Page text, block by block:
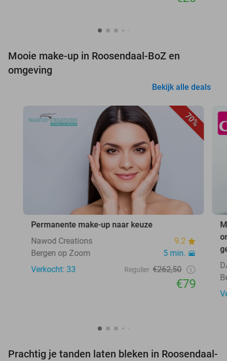
Mooie make-up in Roosendaal-BoZ en
omgeving
Bekijk alle deals
70%
Permanente make-up naar keuze
Nawod Creations
9.2
Bergen op Zoom
5 min.
Verkocht: 33
Regulier €262,50
€79
Prachtig je tanden laten bleken in Roosendaal-